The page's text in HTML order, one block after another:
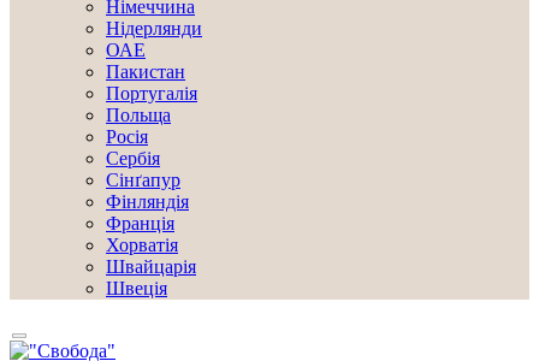
Німеччина
Нідерлянди
ОАЕ
Пакистан
Португалія
Польща
Росія
Сербія
Сінґапур
Фінляндія
Франція
Хорватія
Швайцарія
Швеція